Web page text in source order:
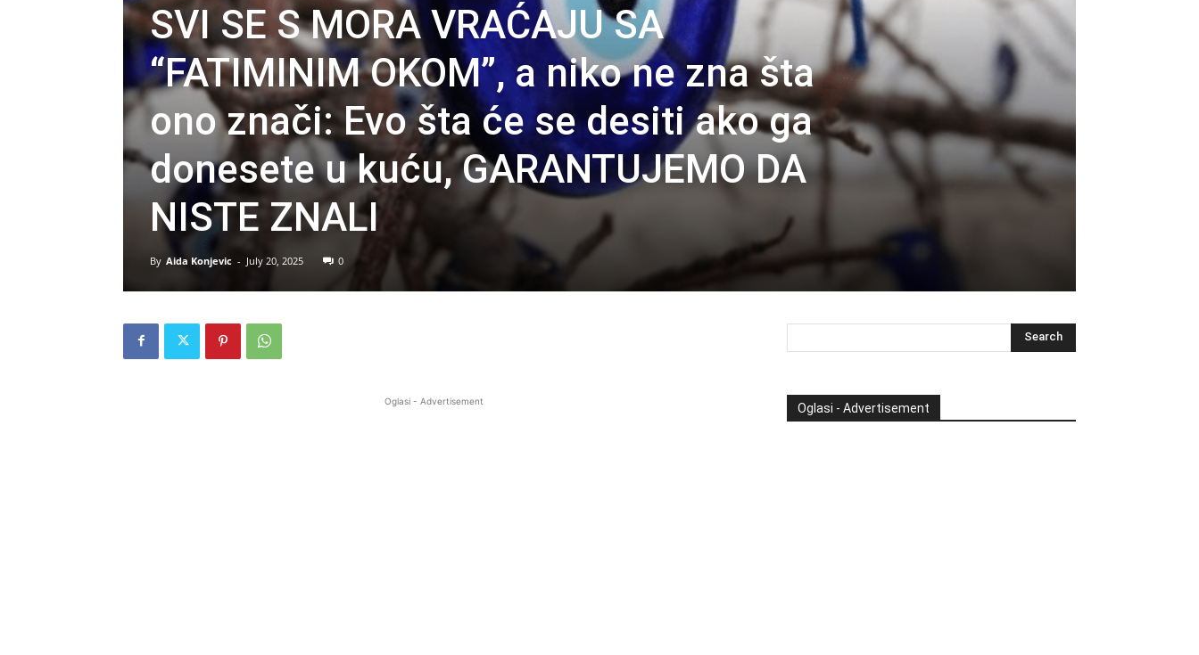
SVI SE S MORA VRAĆAJU SA
“FATIMINIM OKOM”, a niko ne zna šta
ono znači: Evo šta će se desiti ako ga
donesete u kuću, GARANTUJEMO DA
NISTE ZNALI
By Aida Konjevic - July 20, 2025 0
Oglasi - Advertisement Oglasi - Advertisement